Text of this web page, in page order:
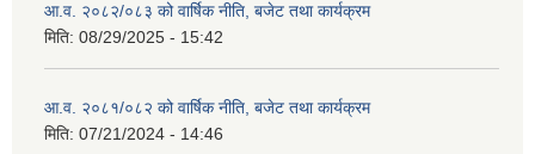
आ.व. २०८२/०८३ को वार्षिक नीति, बजेट तथा कार्यक्रम
मिति: 08/29/2025 - 15:42
आ.व. २०८१/०८२ को वार्षिक नीति, बजेट तथा कार्यक्रम
मिति: 07/21/2024 - 14:46